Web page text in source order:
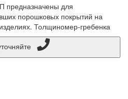
предназначены для
порошковых покрытий на
Толщиномер-гребенка